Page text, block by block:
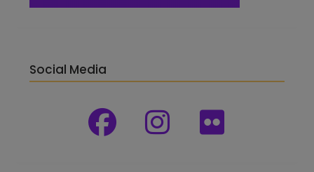
Social Media